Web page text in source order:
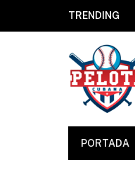
TRENDING
PORTADA